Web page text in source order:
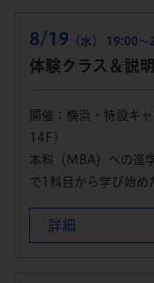
8/19 （水） 19:00～
体験クラス＆説
開催：横浜・特設キ
14F）
本科（MBA）への進
で1科目から学び始め
詳細